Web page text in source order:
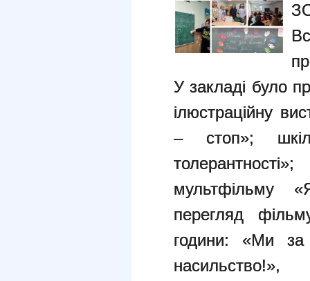
У закладі було
ілюстраційну
– стоп»;
мультфільму
перегляд
години: «Ми за